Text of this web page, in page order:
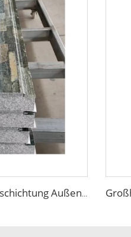
Weiß/Blau/Weiß Grau Zinkbeschichtung Außen- und Innenwandisolierung Metallverzierung Dekoratives EPS/PU-Sandwich-Panel